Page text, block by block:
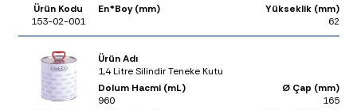
Ürün Kodu
153-02-001
En*Boy (mm)
Yükseklik (mm)
62
Ürün Adı
1,4 Litre Silindir Teneke Kutu
Dolum Hacmi (mL)
960
Ø Çap (mm)
165